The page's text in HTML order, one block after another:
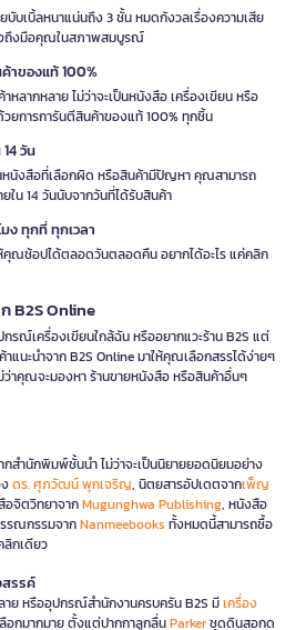
บเบิ้ลหนาแน่นถึง 3 ชั้น หมดกังวลเรื่องความเสีย
ถึงมือคุณในสภาพสมบูรณ์
าของแท้ 100%
ลากหลาย ไม่ว่าจะเป็นหนังสือ เครื่องเขียน หรือ
ยการการันตีสินค้าของแท้ 100% ทุกชิ้น
วัน
นหนังสือที่เลือกผิด หรือสินค้ามีปัญหา คุณสามารถ
ใน 14 วันนับจากวันที่ได้รับสินค้า
ง ทุกที่ ทุกเวลา
คุณช้อปได้ตลอดวันตลอดคืน อยากได้อะไร แค่คลิก
B2S Online
รณ์เครื่องเขียนใกล้ฉัน หรืออยากแวะร้าน B2S แต่
าแนะนำจาก B2S Online มาให้คุณเลือกสรรได้ง่ายๆ
าคุณจะมองหา ร้านขายหนังสือ หรือสินค้าอื่นๆ
กสำนักพิมพ์ชั้นนำ ไม่ว่าจะเป็นนิยายยอดนิยมอย่าง
ดร. ศุภวัฒน์ พุกเจริญ, นิตยสารอัปเดตจากเพ็ญ
อจิตวิทยาจากMugunghwa Publishing, หนังสือ
รณกรรมจากNanmeebooks ทั้งหมดนี้สามารถซื้อ
ลิกเดียว
สรรค์
ย หรืออุปกรณ์สำนักงานครบครัน B2S มีเครื่อง
ลือกมากมาย ตั้งแต่ปากกาลูกลื่นParkerชุดดินสอกด